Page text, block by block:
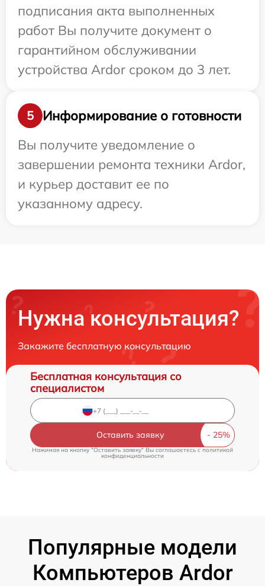
подписания акта выполненных
работ Вы получите документ о
гарантийном обслуживании
устройства Ardor сроком до 3 лет.
5
Информирование о готовности
Вы получите уведомление о
завершении ремонта техники Ardor,
и курьер доставит ее по
указанному адресу.
Нужна консультация?
Закажите бесплатную консультацию
Бесплатная консультация со
специалистом
Оставить заявку
Нажимая на кнопку "Оставить заявку" Вы соглашаетесь cполитикой
конфиденциальности
Популярные модели
Компьютеров Ardor